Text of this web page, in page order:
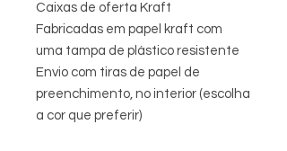
Caixas de oferta Kraft
Fabricadas em papel kraft com
uma tampa de plástico resistente
Envio com tiras de papel de
preenchimento, no interior (escolha
a cor que preferir)